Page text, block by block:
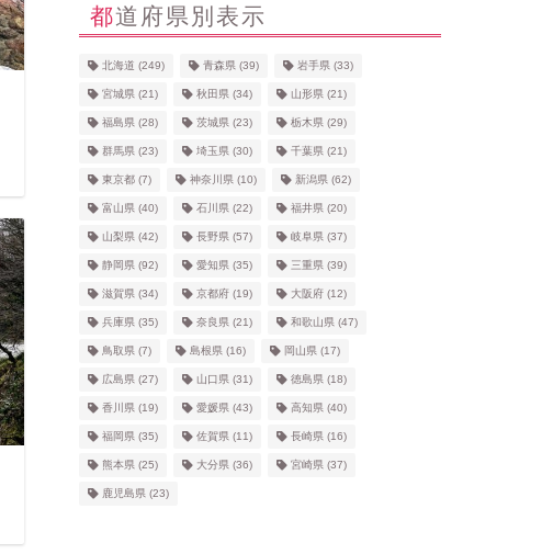
都道府県別表示
北海道 (249) 青森県(39) 岩手県(33)
宮城県(21) 秋田県(34) 山形県(21)
福島県(28) 茨城県(23) 栃木県(29)
群馬県(23) 埼玉県(30) 千葉県(21)
東京都(7) 神奈川県(10) 新潟県(62)
富山県(40) 石川県(22) 福井県(20)
山梨県(42) 長野県(57) 岐阜県(37)
静岡県(92) 愛知県(35) 三重県(39)
滋賀県(34) 京都府(19) 大阪府(12)
兵庫県(35) 奈良県(21) 和歌山県(47)
鳥取県(7) 島根県(16) 岡山県(17)
広島県(27) 山口県(31) 徳島県(18)
香川県(19) 愛媛県(43) 高知県(40)
福岡県(35) 佐賀県(11) 長崎県(16)
熊本県(25) 大分県(36) 宮崎県(37)
鹿児島県(23)